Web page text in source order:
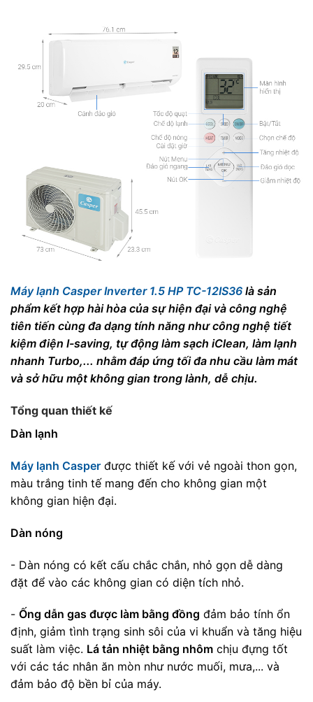
Máy lạnh Casper Inverter 1.5 HP TC-12IS36 là sản
phẩm kết hợp hài hòa của sự hiện đại và công nghệ
tiên tiến cùng đa dạng tính năng như công nghệ tiết
kiệm điện I-saving, tự động làm sạch iClean, làm lạnh
nhanh Turbo,... nhằm đáp ứng tối đa nhu cầu làm mát
và sở hữu một không gian trong lành, dễ chịu.
Tổng quan thiết kế
Dàn lạnh
Máy lạnh Casper được thiết kế với vẻ ngoài thon gọn,
màu trắng tinh tế mang đến cho không gian một
không gian hiện đại.
Dàn nóng
- Dàn nóng có kết cấu chắc chắn, nhỏ gọn dễ dàng
đặt để vào các không gian có diện tích nhỏ.
- Ống dẫn gas được làm bằng đồng đảm bảo tính ổn
định, giảm tình trạng sinh sôi của vi khuẩn và tăng hiệu
suất làm việc. Lá tản nhiệt bằng nhôm chịu đựng tốt
với các tác nhân ăn mòn như nước muối, mưa,... và
đảm bảo độ bền bỉ của máy.